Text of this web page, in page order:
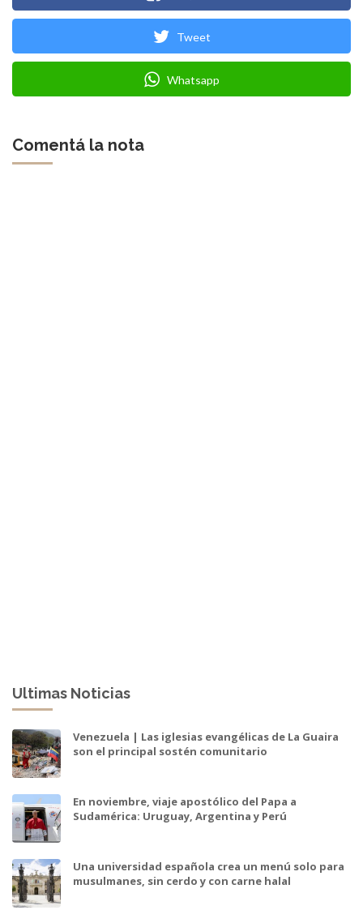
Tweet
Whatsapp
Comentá la nota
Ultimas Noticias
Venezuela | Las iglesias evangélicas de La Guaira
son el principal sostén comunitario
En noviembre, viaje apostólico del Papa a
Sudamérica: Uruguay, Argentina y Perú
Una universidad española crea un menú solo para
musulmanes, sin cerdo y con carne halal